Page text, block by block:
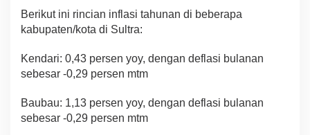
Berikut ini rincian inflasi tahunan di beberapa
kabupaten/kota di Sultra:
Kendari: 0,43 persen yoy, dengan deflasi bulanan
sebesar -0,29 persen mtm
Baubau: 1,13 persen yoy, dengan deflasi bulanan
sebesar -0,29 persen mtm